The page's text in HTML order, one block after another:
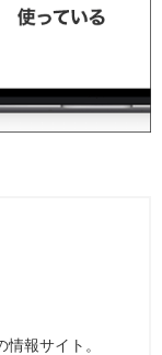
情報サイト。